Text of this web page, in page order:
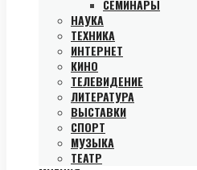
СЕМИНАРЫ
НАУКА
ТЕХНИКА
ИНТЕРНЕТ
КИНО
ТЕЛЕВИДЕНИЕ
ЛИТЕРАТУРА
ВЫСТАВКИ
СПОРТ
МУЗЫКА
ТЕАТР